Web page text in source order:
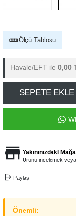
Ölçü Tablosu
Havale/EFT ile 0,00
SEPETE EKLE
Yakınınızdaki
Ürünü incelemek
Paylaş
Önemli: